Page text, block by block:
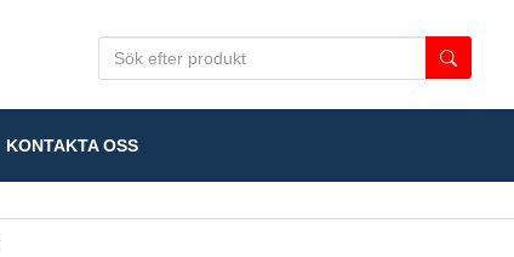
KONTAKTA OSS